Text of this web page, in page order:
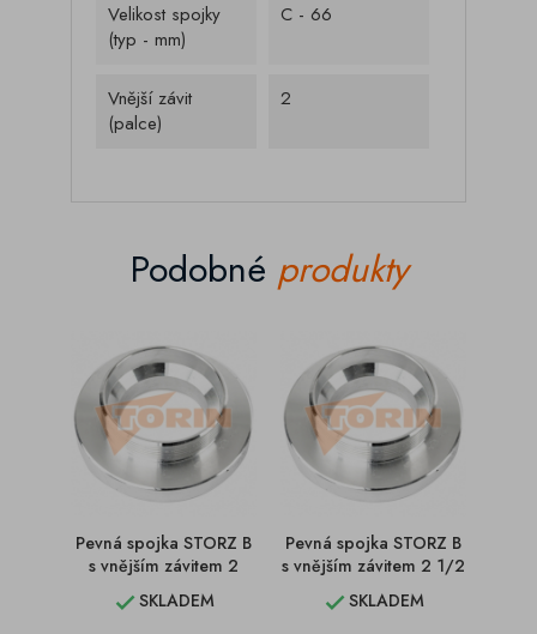
Velikost spojky
(typ - mm)
C - 66
Vnější závit
(palce)
2
Podobné produkty
Pevná spojka STORZ B
s vnějším závitem 2
SKLADEM
Pevná spojka STORZ B
s vnějším závitem 2 1/2
SKLADEM